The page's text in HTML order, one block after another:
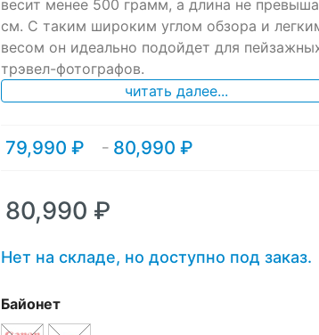
весит менее 500 грамм, а длина не
см. С таким широким углом обзора и
весом он идеально подойдет для
трэвел-фотографов.
читать далее...
79,990 ₽ – 80,990 ₽
Диапазон
80,990 ₽
80,990 ₽
Нет на складе, но доступно под заказ.
Байонет